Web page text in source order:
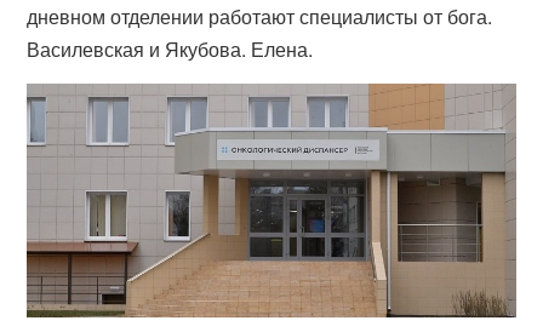
дневном отделении работают специалисты от бога.
Василевская и Якубова. Елена.